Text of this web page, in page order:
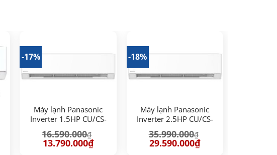
-17%
Máy lạnh Panasonic
Inverter 1.5HP CU/CS-
16.590.000₫
Giá
gốc
13.790.000₫Giá
-18%
Máy lạnh Panasonic
Inverter 2.5HP CU/CS-
35.990.000₫
Giá
gốc
29.590.000₫Giá